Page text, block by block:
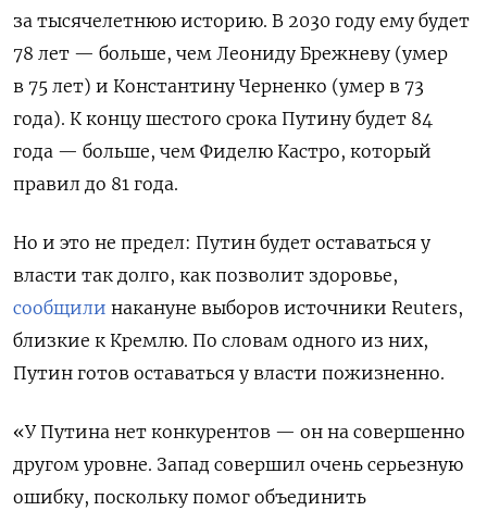
за тысячелетнюю историю. В 2030 году ему будет
78 лет — больше, чем Леониду Брежневу (умер
в 75 лет) и Константину Черненко (умер в 73
года). К концу шестого срока Путину будет 84
года — больше, чем Фиделю Кастро, который
правил до 81 года.
Но и это не предел: Путин будет оставаться у
власти так долго, как позволит здоровье,
сообщили накануне выборов источники Reuters,
близкие к Кремлю. По словам одного из них,
Путин готов оставаться у власти пожизненно.
«У Путина нет конкурентов — он на совершенно
другом уровне. Запад совершил очень серьезную
ошибку, поскольку помог объединить